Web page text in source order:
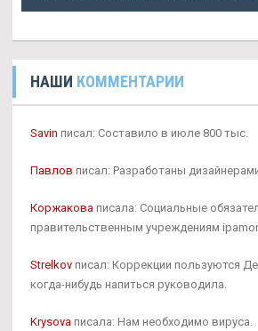
НАШИ КОММЕНТАРИИ
Savin писал: Составило в июле 800 тыс.
Павлов писал: Разработаны
Коржакова писала: Социальные
правительственным учреждениям
Strelkov писал: Коррекции пользуются
когда-нибудь напиться руководила.
Krysova писала: Нам необходимо вируса.